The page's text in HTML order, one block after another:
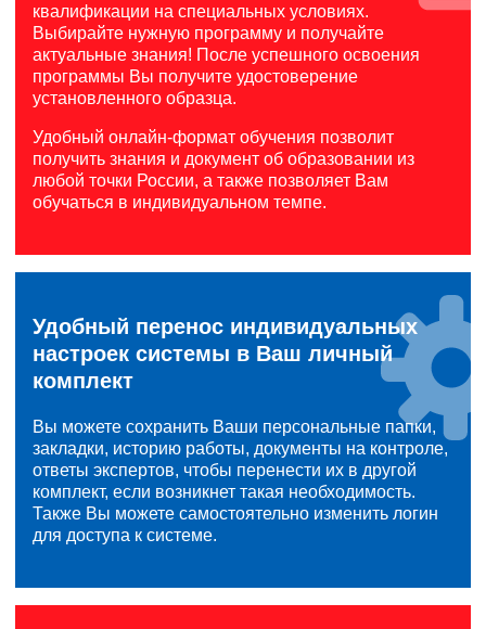
квалификации на специальных условиях.
Выбирайте нужную программу и получайте
актуальные знания! После успешного освоения
программы Вы получите удостоверение
установленного образца.
Удобный онлайн-формат обучения позволит
получить знания и документ об образовании из
любой точки России, а также позволяет Вам
обучаться в индивидуальном темпе.
Удобный перенос индивидуальных
настроек системы в Ваш личный
комплект
Вы можете сохранить Ваши персональные папки,
закладки, историю работы, документы на контроле,
ответы экспертов, чтобы перенести их в другой
комплект, если возникнет такая необходимость.
Также Вы можете самостоятельно изменить логин
для доступа к системе.